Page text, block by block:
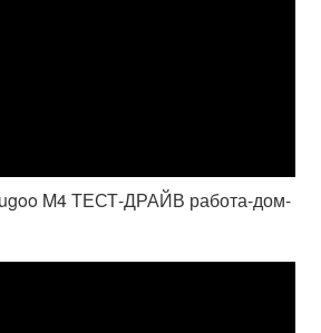
M4 ТЕСТ-ДРАЙВ работа-дом-